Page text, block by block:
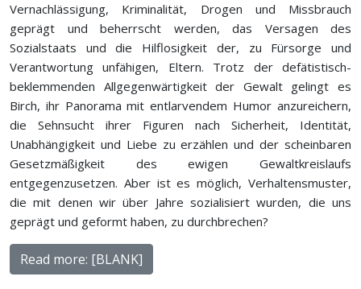
Vernachlässigung, Kriminalität, Drogen und Missbrauch
geprägt und beherrscht werden, das Versagen des
Sozialstaats und die Hilflosigkeit der, zu Fürsorge und
Verantwortung unfähigen, Eltern. Trotz der defätistisch-
beklemmenden Allgegenwärtigkeit der Gewalt gelingt es
Birch, ihr Panorama mit entlarvendem Humor anzureichern,
die Sehnsucht ihrer Figuren nach Sicherheit, Identität,
Unabhängigkeit und Liebe zu erzählen und der scheinbaren
Gesetzmäßigkeit des ewigen Gewaltkreislaufs
entgegenzusetzen. Aber ist es möglich, Verhaltensmuster,
die mit denen wir über Jahre sozialisiert wurden, die uns
geprägt und geformt haben, zu durchbrechen?
Read more: [BLANK]